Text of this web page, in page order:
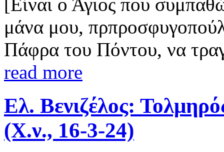
μάνα μου,
Πάφρα του Πόντου, να
read more
Ελ. Βενιζέλος:
(Χ.ν., 16-3-24)